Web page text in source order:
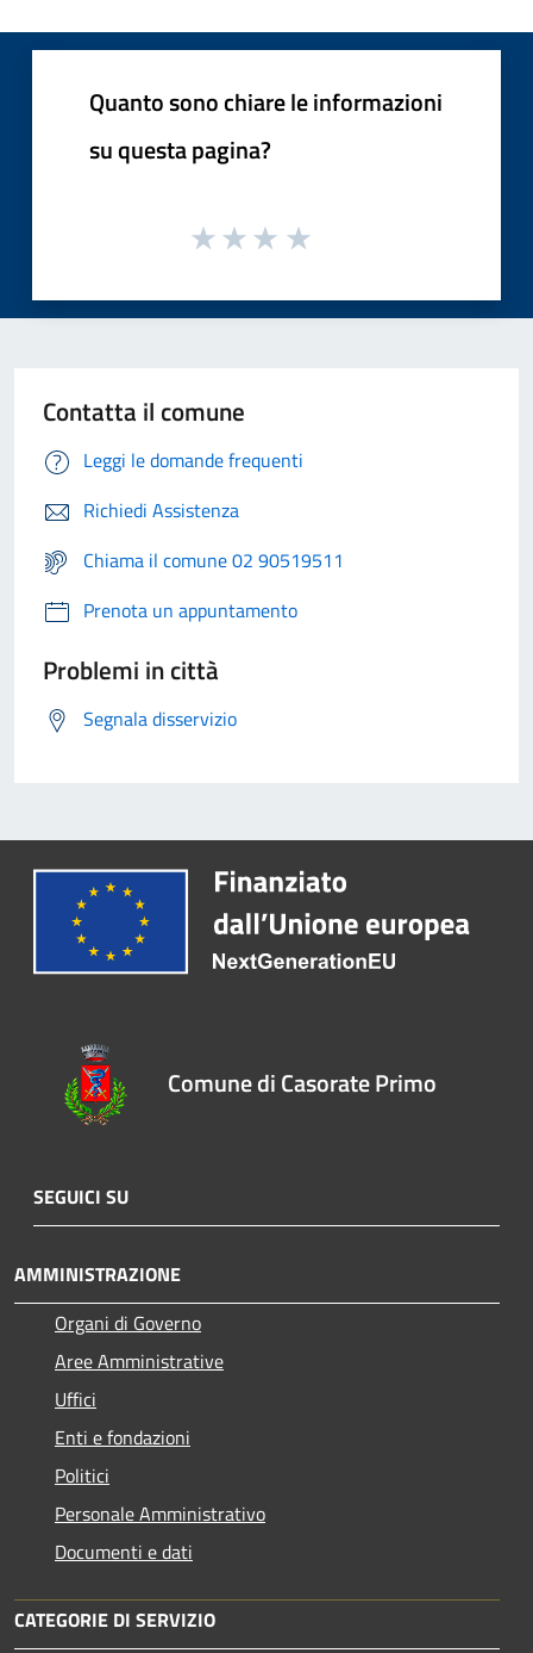
Quanto sono chiare le informazioni
su questa pagina?
Contatta il comune
Leggi le domande frequenti
Richiedi Assistenza
Chiama il comune 02 90519511
Prenota un appuntamento
Problemi in città
Segnala disservizio
Comune di Casorate Primo
SEGUICI SU
AMMINISTRAZIONE
Organi di Governo
Aree Amministrative
Uffici
Enti e fondazioni
Politici
Personale Amministrativo
Documenti e dati
CATEGORIE DI SERVIZIO